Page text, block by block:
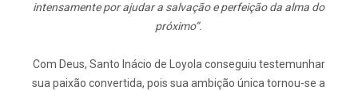
intensamente por ajudar a salvação e perfeição da alma do
próximo”.
Com Deus, Santo Inácio de Loyola conseguiu testemunhar
sua paixão convertida, pois sua ambição única tornou-se a